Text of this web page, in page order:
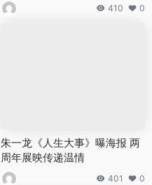
410 0
朱一龙《人生大事》曝海报 两
周年展映传递温情
401 0